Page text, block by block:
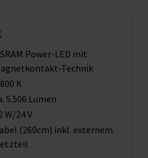
Power-LED mit
Technik
K
5.506 Lumen
W/24 V
(260cm) inkl. externem